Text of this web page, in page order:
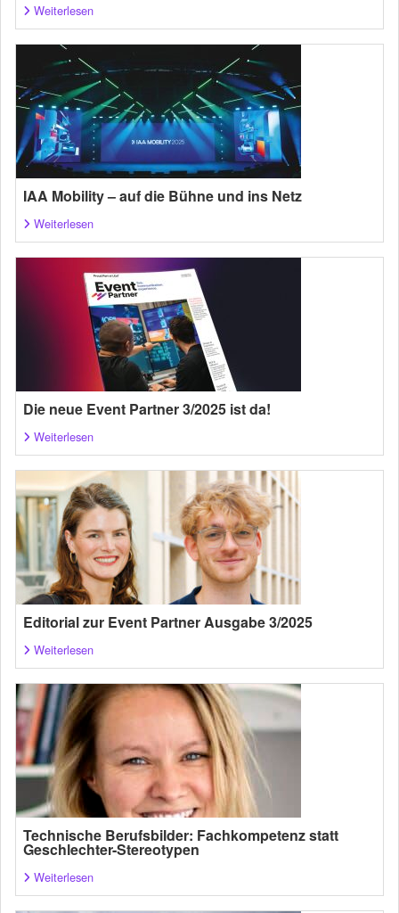
Weiterlesen
IAA Mobility – auf die Bühne und ins Netz
Weiterlesen
Die neue Event Partner 3/2025 ist da!
Weiterlesen
Editorial zur Event Partner Ausgabe 3/2025
Weiterlesen
Technische Berufsbilder: Fachkompetenz statt
Geschlechter-Stereotypen
Weiterlesen